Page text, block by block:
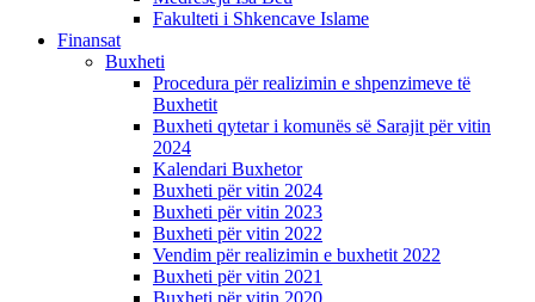
Fakulteti i Shkencave Islame
Finansat
Buxheti
Procedura për realizimin e shpenzimeve të
Buxhetit
Buxheti qytetar i komunës së Sarajit për vitin
2024
Kalendari Buxhetor
Buxheti për vitin 2024
Buxheti për vitin 2023
Buxheti për vitin 2022
Vendim për realizimin e buxhetit 2022
Buxheti për vitin 2021
Buxheti për vitin 2020